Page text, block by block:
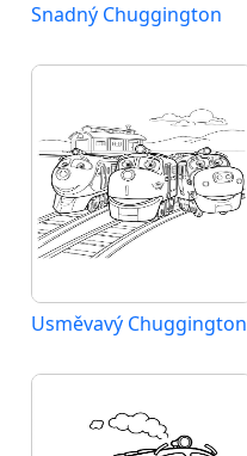
Snadný Chuggington
Usměvavý Chuggington